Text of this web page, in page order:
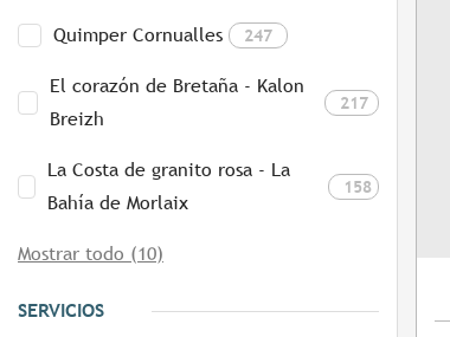
Quimper Cornualles 247
El corazón de Bretaña - Kalon
Breizh
217
La Costa de granito rosa - La
Bahía de Morlaix
158
Mostrar todo (10)
SERVICIOS